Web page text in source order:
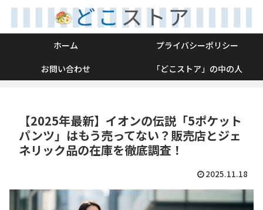
ホーム
プライバシーポリシー
お問い合わせ
「どこストア」の中の人
【2025年最新】イオンの伝説「5ポケット
パンツ」はもう売ってない？販売店とジェ
ネリック品の在庫を徹底調査！
2025.11.18